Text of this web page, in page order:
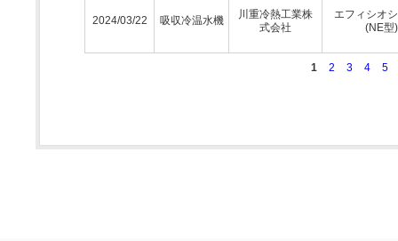
2024/03/22 吸収冷温水機
川重冷熱工業株
式会社
エフィシオ
(NE型)
1 2 3 4 5